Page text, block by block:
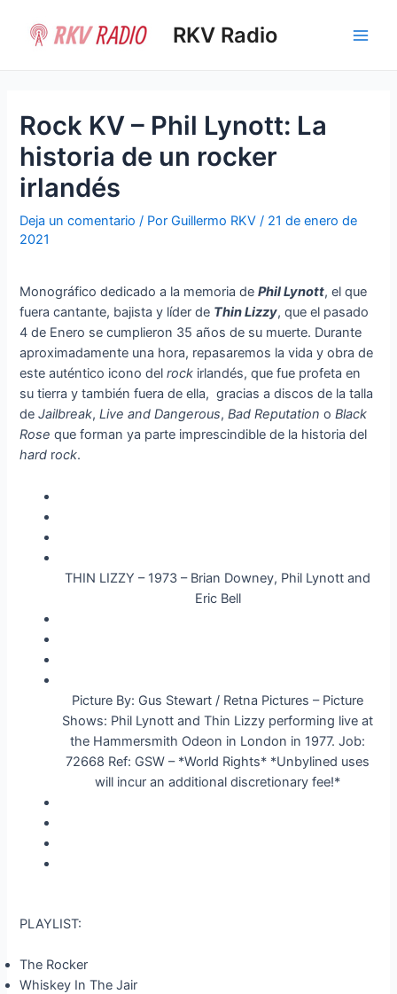
contenido
RKV Radio
Rock KV – Phil Lynott: La
historia de un rocker
irlandés
Deja un comentario / PorGuillermo RKV/ 21 de enero de
2021
Monográfico dedicado a la memoria dePhil Lynott, el que
fuera cantante, bajista y líder de Thin Lizzy, que el pasado
4 de Enero se cumplieron 35 años de su muerte. Durante
aproximadamente una hora, repasaremos la vida y obra de
este auténtico icono delrock irlandés, que fue profeta en
su tierra y también fuera de ella, gracias a discos de la talla
deJailbreak,Live and Dangerous,Bad Reputation oBlack
Rose que forman ya parte imprescindible de la historia del
hard rock.
THIN LIZZY – 1973 – Brian Downey, Phil Lynott and
Eric Bell
Picture By: Gus Stewart / Retna Pictures – Picture
Shows: Phil Lynott and Thin Lizzy performing live at
the Hammersmith Odeon in London in 1977. Job:
72668 Ref: GSW – *World Rights* *Unbylined uses
will incur an additional discretionary fee!*
PLAYLIST:
The Rocker
Whiskey In The Jair